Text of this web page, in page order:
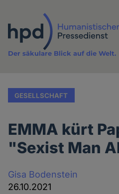
Inhalt
Der säkulare Blick auf die Welt.
GESELLSCHAFT
EMMA kürt
"Sexist Man
Gisa Bodenstein
26.10.2021